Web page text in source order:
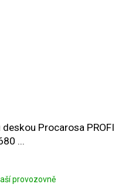
Procarosa PROFI
...
provozovně